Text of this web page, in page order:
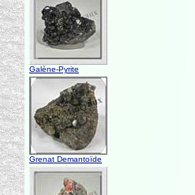
Galène-Pyrite
Grenat Demantoïde